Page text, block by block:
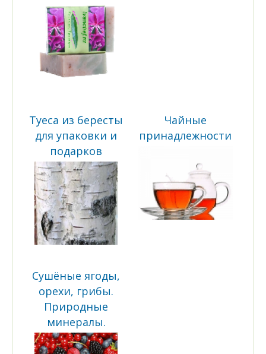
Туеса из бересты
для упаковки и
подарков
Чайные
принадлежности
Сушёные ягоды,
орехи, грибы.
Природные
минералы.